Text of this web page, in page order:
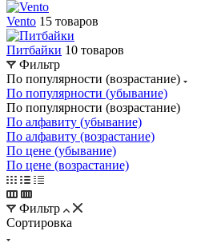
Vento 15 товаров
Питбайки 10 товаров
Фильтр
По популярности (возрастание)
По популярности (убывание)
По популярности (возрастание)
По алфавиту (убывание)
По алфавиту (возрастание)
По цене (убывание)
По цене (возрастание)
Фильтр
Сортировка